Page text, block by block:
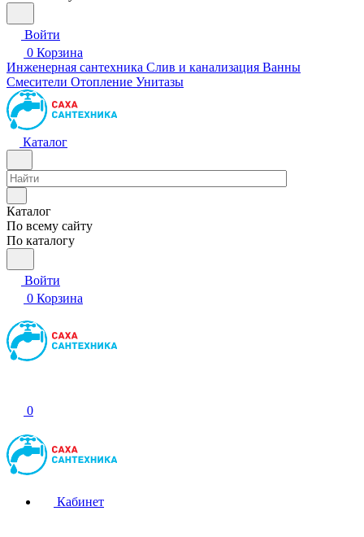
Войти
0 Корзина
Инженерная сантехника Слив и канализация Ванны
Смесители Отопление Унитазы
Каталог
Каталог
По всему сайту
По каталогу
Войти
0 Корзина
0
Кабинет